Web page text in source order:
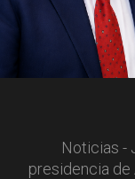
Noticias -
presidencia de